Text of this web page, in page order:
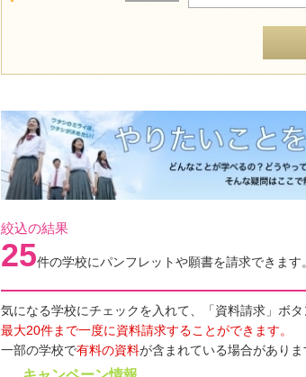
絞込の結果
25件の学校にパンフレットや願書を請求できます。
気になる学校にチェックを入れて、「資料請求」ボタ
最大20件まで一度に資料請求することができます。
一部の学校で有料の資料が含まれている場合があり